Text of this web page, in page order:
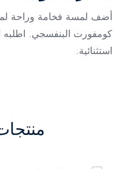
أضف لمسة فخامة وراحة
كومفورت البنفسجي. اطلبه
استثنائية.